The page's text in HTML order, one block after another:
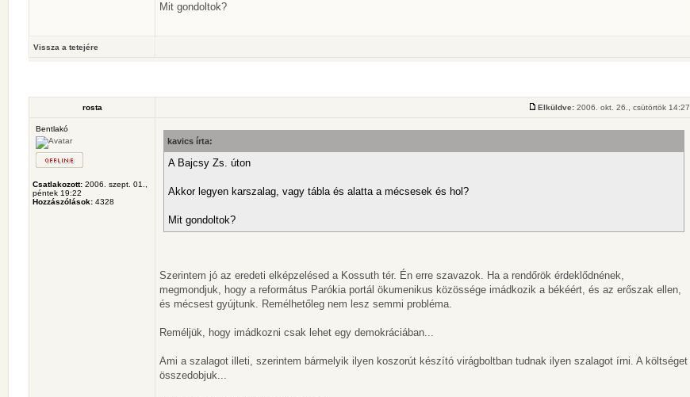
Mit gondoltok?
Vissza a tetejére
rosta Elküldve: 2006. okt. 26., csütörtök 14:27
Bentlakó
Csatlakozott: 2006. szept. 01.,
péntek 19:22
Hozzászólások: 4328
kavics írta:
A Bajcsy Zs. úton
Akkor legyen karszalag, vagy tábla és alatta a mécsesek és hol?
Mit gondoltok?
Szerintem jó az eredeti elképzelésed a Kossuth tér. Én erre szavazok. Ha a rendőrök érdeklődnének,
megmondjuk, hogy a református Parókia portál ökumenikus közössége imádkozik a békéért, és az erőszak ellen,
és mécsest gyújtunk. Remélhetőleg nem lesz semmi probléma.
Reméljük, hogy imádkozni csak lehet egy demokráciában...
Ami a szalagot illeti, szerintem bármelyik ilyen koszorút készító virágboltban tudnak ilyen szalagot írni. A költséget
összedobjuk...